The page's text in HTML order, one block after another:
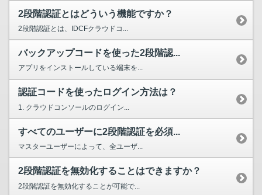
2段階認証とはどういう機能ですか？
2段階認証とは、IDCFクラウドコ...
バックアップコードを使った2段階認...
アプリをインストールしている端末を...
認証コードを使ったログイン方法は？
1. クラウドコンソールのログイン...
すべてのユーザーに2段階認証を必須...
マスターユーザーによって、全ユーザ...
2段階認証を無効化することはできますか？
2段階認証を無効化することが可能で...